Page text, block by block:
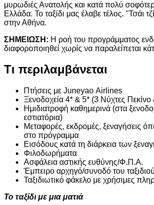
μυρωδιές Ανατολής και κατά πολύ
Ελλάδα. Το ταξίδι μας έλαβε τέλος. "Τσάι
στην Αθήνα.
ΣΗΜΕΙΩΣΗ: Η ροή του προγράμματος
διαφοροποιηθεί χωρίς να παραλείπεται
Τι περιλαμβάνεται
Πτήσεις με Juneyao Airlines
Ξενοδοχεία 4* & 5* (3 Νύχτες
Ημιδιατροφή καθημερινά (στα
εστιατόρια)
Μεταφορές, εκδρομές, ξεναγήσεις
στο πρόγραμμα
Εισόδους κατά τη διάρκεια των
Φιλοδωρήματα
Ασφάλεια αστικής ευθύνης/Φ.Π.Α.
Έμπειρο αρχηγό/συνοδό του ταξιδιού
Ταξιδιωτικό φάκελο με χρήσιμες
Το ταξίδι με μια ματιά